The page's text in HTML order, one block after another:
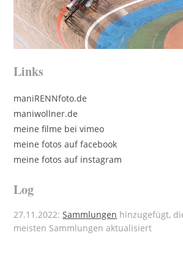
Links
maniRENNfoto.de
maniwollner.de
meine filme bei vimeo
meine fotos auf facebook
meine fotos auf instagram
Log
27.11.2022:Sammlungen hinzugefügt,
meisten Sammlungen aktualisiert